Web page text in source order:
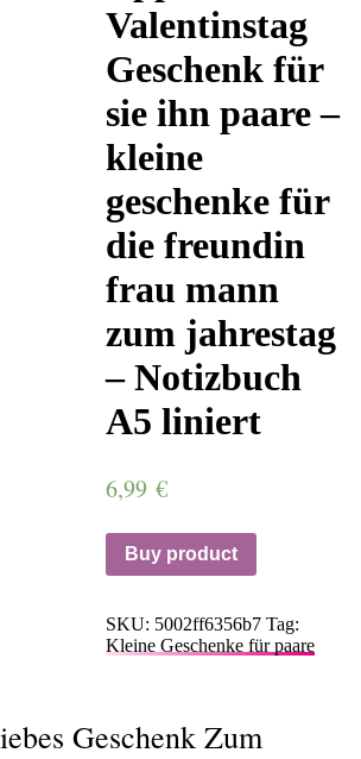
Valentinstag
Geschenk für
sie ihn paare –
kleine
geschenke für
die freundin
frau mann
zum jahrestag
– Notizbuch
A5 liniert
6,99 €
Buy product
SKU: 5002ff6356b7 Tag:
Kleine Geschenke für paare
Geschenk Zum